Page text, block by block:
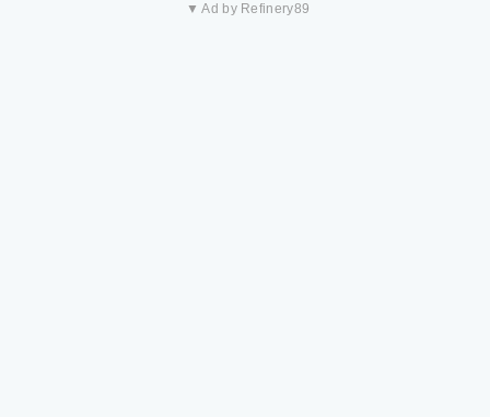
▼ Ad by Refinery89